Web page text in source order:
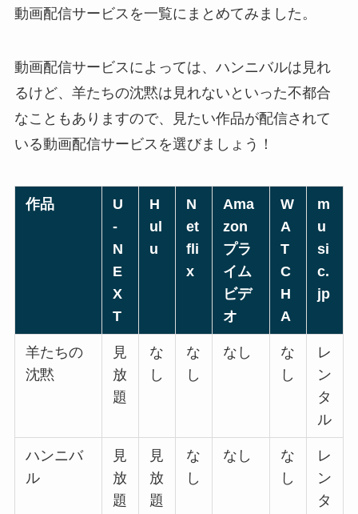
動画配信サービスを一覧にまとめてみました。
動画配信サービスによっては、 ハンニバルは見れ
るけど、羊たちの沈黙は見れない といった不都合
なこともありますので、見たい作品が配信されて
いる動画配信サービスを選びましょう！
作品
U
-
N
E
X
T
H
ul
u
N
et
fli
x
Ama
zon
プラ
イム
ビデ
オ
W
A
T
C
H
A
m
u
si
c.
jp
羊たちの
沈黙
見
放
題
な
し
な
し
なし
な
し
レ
ン
タ
ル
ハンニバ
ル
見
放
題
見
放
題
な
し
なし
な
し
レ
ン
タ